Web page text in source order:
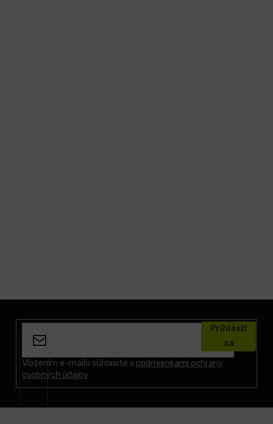
Vložením e-mailu súhlasíte s podmienkami ochrany
osobných údajov
Prihlásiť
sa